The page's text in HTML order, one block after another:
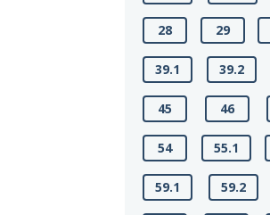
28 29
39.1 39.2
45 46
54 55.1
59.1 59.2